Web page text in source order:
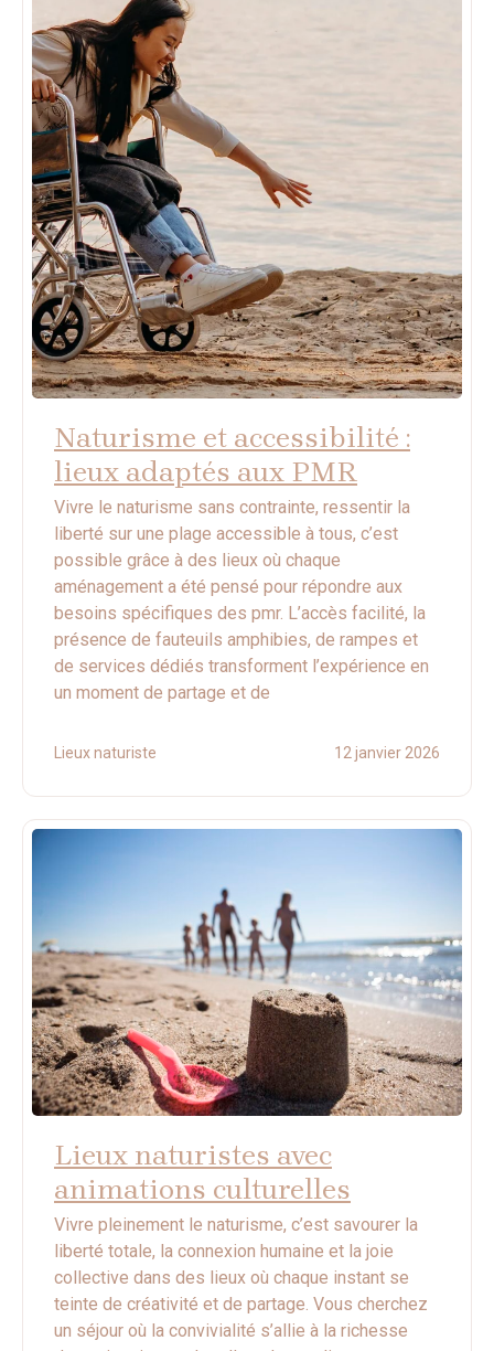
Naturisme et accessibilité :
lieux adaptés aux PMR
Vivre le naturisme sans contrainte, ressentir la
liberté sur une plage accessible à tous, c’est
possible grâce à des lieux où chaque
aménagement a été pensé pour répondre aux
besoins spécifiques des pmr. L’accès facilité, la
présence de fauteuils amphibies, de rampes et
de services dédiés transforment l’expérience en
un moment de partage et de
Lieux naturiste 12 janvier 2026
Lieux naturistes avec
animations culturelles
Vivre pleinement le naturisme, c’est savourer la
liberté totale, la connexion humaine et la joie
collective dans des lieux où chaque instant se
teinte de créativité et de partage. Vous cherchez
un séjour où la convivialité s’allie à la richesse